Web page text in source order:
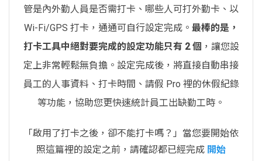
管是內外勤人員是否需打卡、哪些人可打外勤卡、以
Wi-Fi/GPS 打卡，通通可自行設定完成。 最棒的是，
打卡工具中絕對要完成的設定功能只有 2 個 ，讓您設
定上非常輕鬆無負擔。設定完成後，將直接自動串接
員工的人事資料、打卡時間、請假 Pro 裡的休假紀錄
等功能，協助您更快速統計員工出缺勤工時。
「啟用了打卡之後，卻不能打卡嗎？」當您要開始依
照這篇裡的設定之前，請確認都已經完成 開始